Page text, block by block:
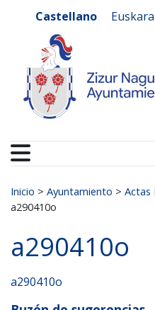
Castellano Euskara
Buscar:
Inicio > Ayuntamiento > Actas
a290410o
a290410o
a290410o